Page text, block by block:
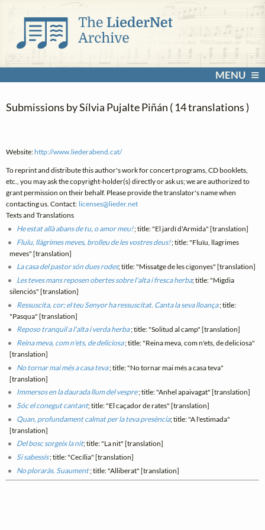
MENU
Submissions by Sílvia Pujalte Piñán ( 14 translations )
Website:http://www.liederabend.cat/
To reprint and distribute this author's work for concert programs, CD booklets,
etc., you may ask the copyright-holder(s) directly or ask us; we are authorized to
grant permission on their behalf. Please provide the translator's name when
contacting us. Contact: licenses@lieder.net
Texts and Translations
He estat allà abans de tu, o amor meu!; title: "El jardí d'Armida" [translation]
Fluïu, llàgrimes meves, brolleu de les vostres deus!; title: "Fluïu, llagrimes
meves" [translation]
La casa del pastor són dues rodes; title: "Missatge de les cigonyes" [translation]
Les teves mans reposen obertes sobre l'alta i fresca herba; title: "Migdia
silenciós" [translation]
Ressuscita, cor; el teu Senyor ha ressuscitat. Canta la seva lloança; title:
"Pasqua" [translation]
Reposo tranquil a l'alta i verda herba; title: "Solitud al camp" [translation]
Reina meva, com n'ets, de deliciosa; title: "Reina meva, com n'ets, de deliciosa"
[translation]
No tornar mai més a casa teva; title: "No tornar mai més a casa teva"
[translation]
Immersos en la daurada llum del vespre; title: "Anhel apaivagat" [translation]
Sóc el conegut cantant; title: "El caçador de rates" [translation]
Quan, profundament calmat per la teva presència; title: "A l'estimada"
[translation]
Del bosc sorgeix la nit; title: "La nit" [translation]
Si sabessis; title: "Cecília" [translation]
No ploraràs. Suaument; title: "Alliberat" [translation]